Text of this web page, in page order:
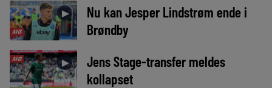
AVIS
►
Nu kan Jesper Lindstrøm ende i
Brøndby
AVIS ►
Jens Stage-transfer meldes
kollapset